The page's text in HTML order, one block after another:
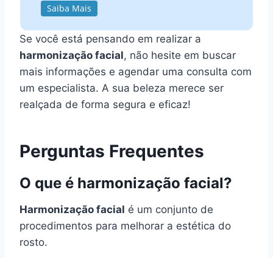
Saiba Mais
Se você está pensando em realizar a
harmonização facial, não hesite em buscar
mais informações e agendar uma consulta com
um especialista. A sua beleza merece ser
realçada de forma segura e eficaz!
Perguntas Frequentes
O que é harmonização facial?
Harmonização facial é um conjunto de
procedimentos para melhorar a estética do
rosto.